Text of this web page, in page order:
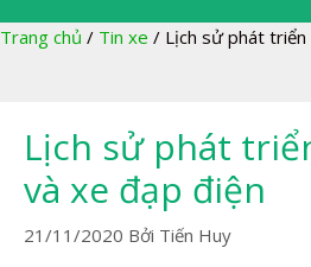
Trang chủ / Tin xe / Lịch sử phát
Lịch sử phát
và xe đạp điện
21/11/2020 Bởi Tiến Huy